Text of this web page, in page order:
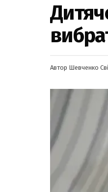
Автор Шевченко